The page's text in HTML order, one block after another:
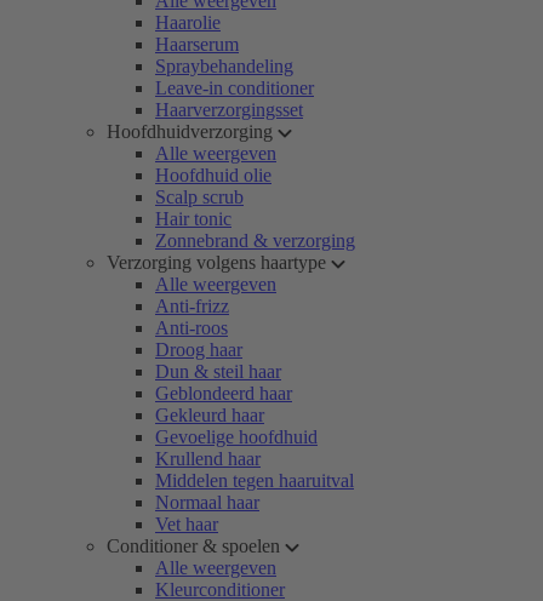
Haarolie
Haarserum
Spraybehandeling
Leave-in conditioner
Haarverzorgingsset
Hoofdhuidverzorging
Alle weergeven
Hoofdhuid olie
Scalp scrub
Hair tonic
Zonnebrand & verzorging
Verzorging volgens haartype
Alle weergeven
Anti-frizz
Anti-roos
Droog haar
Dun & steil haar
Geblondeerd haar
Gekleurd haar
Gevoelige hoofdhuid
Krullend haar
Middelen tegen haaruitval
Normaal haar
Vet haar
Conditioner & spoelen
Alle weergeven
Kleurconditioner